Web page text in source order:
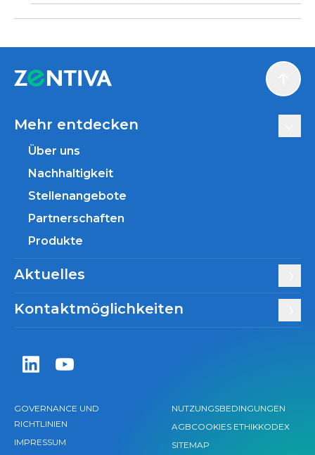
Zentiva LinkedIn
Zentiva YouTube
Mehr entdecken
Über uns
Nachhaltigkeit
Stellenangebote
Partnerschaften
Produkte
Aktuelles
Kontaktmöglichkeiten
GOVERNANCE UND
RICHTLINIEN
IMPRESSUM
NUTZUNGSBEDINGUNGEN
AGBCOOKIES ETHIKKODEX
SITEMAP